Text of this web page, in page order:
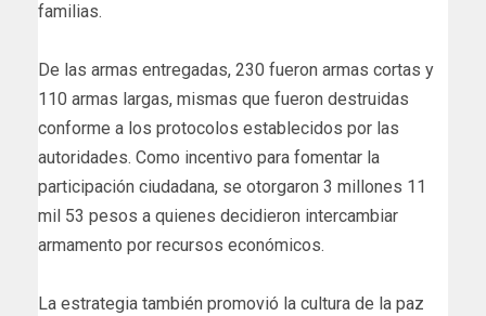
familias.
De las armas entregadas, 230 fueron armas cortas y
110 armas largas, mismas que fueron destruidas
conforme a los protocolos establecidos por las
autoridades. Como incentivo para fomentar la
participación ciudadana, se otorgaron 3 millones 11
mil 53 pesos a quienes decidieron intercambiar
armamento por recursos económicos.
La estrategia también promovió la cultura de la paz